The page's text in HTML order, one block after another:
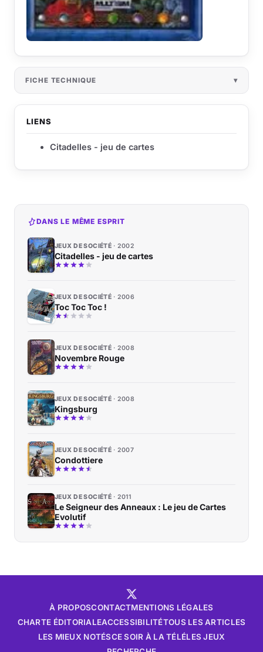
FICHE TECHNIQUE
LIENS
Citadelles - jeu de cartes
DANS LE MÊME ESPRIT
JEUX DE SOCIÉTÉ 2002
Citadelles - jeu de cartes
JEUX DE SOCIÉTÉ 2006
Toc Toc Toc !
JEUX DE SOCIÉTÉ 2008
Novembre Rouge
JEUX DE SOCIÉTÉ 2008
Kingsburg
JEUX DE SOCIÉTÉ 2007
Condottiere
JEUX DE SOCIÉTÉ 2011
Le Seigneur des Anneaux : Le jeu de Cartes
Evolutif
À PROPOSCONTACTMENTIONS LÉGALES
CHARTE ÉDITORIALEACCESSIBILITÉTOUS LES ARTICLES
LES MIEUX NOTÉSCE SOIR À LA TÉLÉLES JEUX